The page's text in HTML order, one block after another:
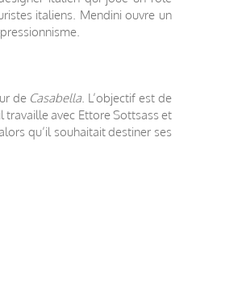
italiens. Mendini ouvre un
de Casabella. L’objectif est de
travaille avec Ettore Sottsass et
qu’il souhaitait destiner ses